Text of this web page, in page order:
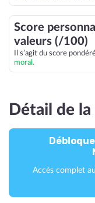
Score
valeurs (/100)
Il s’agit du score
moral.
Détail de
Accès complet